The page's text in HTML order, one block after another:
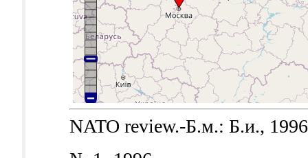
NATO review.-Б.м.: Б.и.,